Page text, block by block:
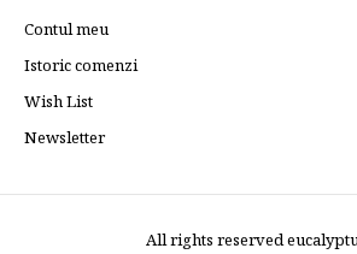
Contul meu
Istoric comenzi
Wish List
Newsletter
All rights reserved